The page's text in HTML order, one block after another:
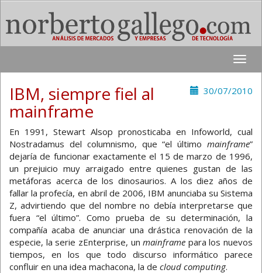
Toggle
30/07/2010
IBM, siempre fiel al
mainframe
En 1991, Stewart Alsop pronosticaba en Infoworld, cual
Nostradamus del columnismo, que “el último mainframe”
dejaría de funcionar exactamente el 15 de marzo de 1996,
un prejuicio muy arraigado entre quienes gustan de las
metáforas acerca de los dinosaurios. A los diez años de
fallar la profecía, en abril de 2006, IBM anunciaba su Sistema
Z, advirtiendo que del nombre no debía interpretarse que
fuera “el último”. Como prueba de su determinación, la
compañía acaba de anunciar una drástica renovación de la
especie, la serie zEnterprise, unmainframe para los nuevos
tiempos, en los que todo discurso informático parece
confluir en una idea machacona, la de cloud computing.